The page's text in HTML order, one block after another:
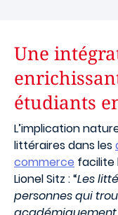
Une
étudiants
L’implication
littéraires dans les
commerce facilite
Lionel Sitz : “Les
personnes qui